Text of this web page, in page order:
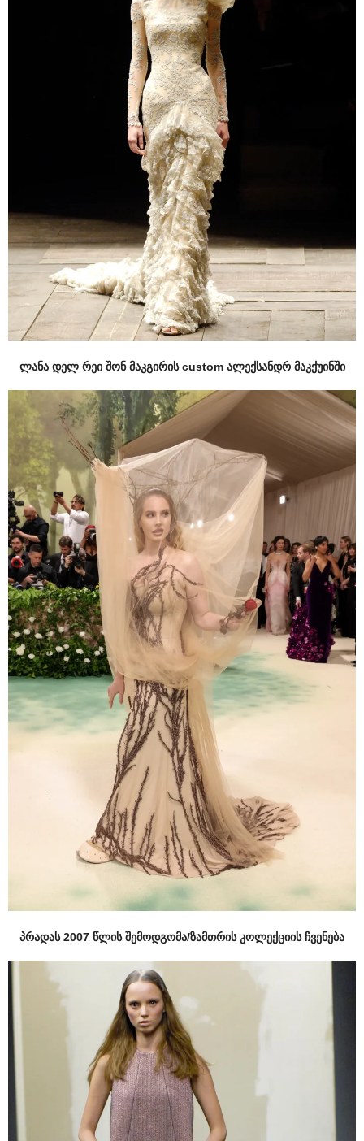
ლანა დელ რეი შონ მაკგირის custom ალექსანდრ მაკქუინში
პრადას 2007 წლის შემოდგომა/ზამთრის კოლექციის ჩვენება